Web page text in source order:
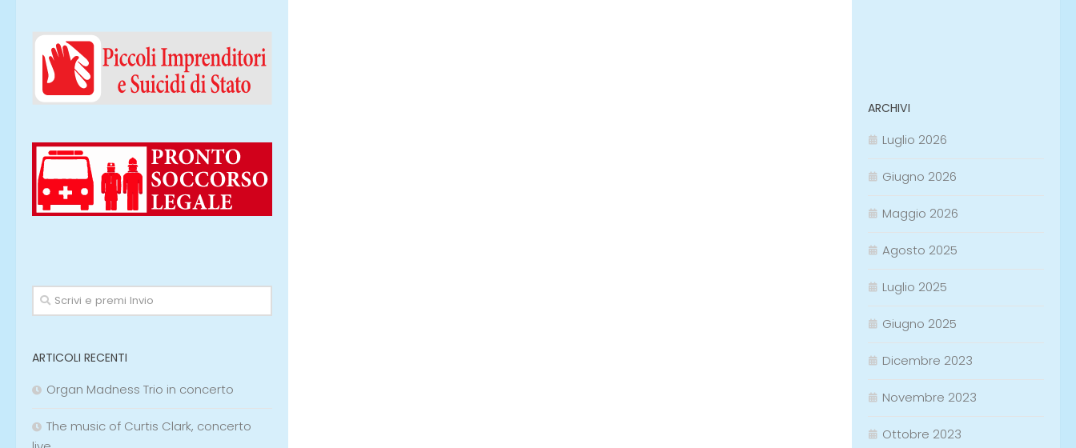
ARTICOLI RECENTI
Organ Madness Trio in concerto
The music of Curtis Clark, concerto
ARCHIVI
Luglio 2026
Giugno 2026
Maggio 2026
Agosto 2025
Luglio 2025
Giugno 2025
Dicembre 2023
Novembre 2023
Ottobre 2023